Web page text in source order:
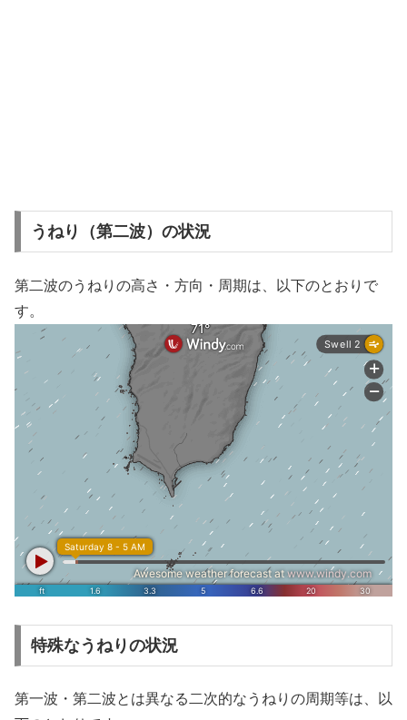
うねり（第二波）の状況
第二波のうねりの高さ・方向・周期は、以下のとおりで
す。
特殊なうねりの状況
第一波・第二波とは異なる二次的なうねりの周期等は、以